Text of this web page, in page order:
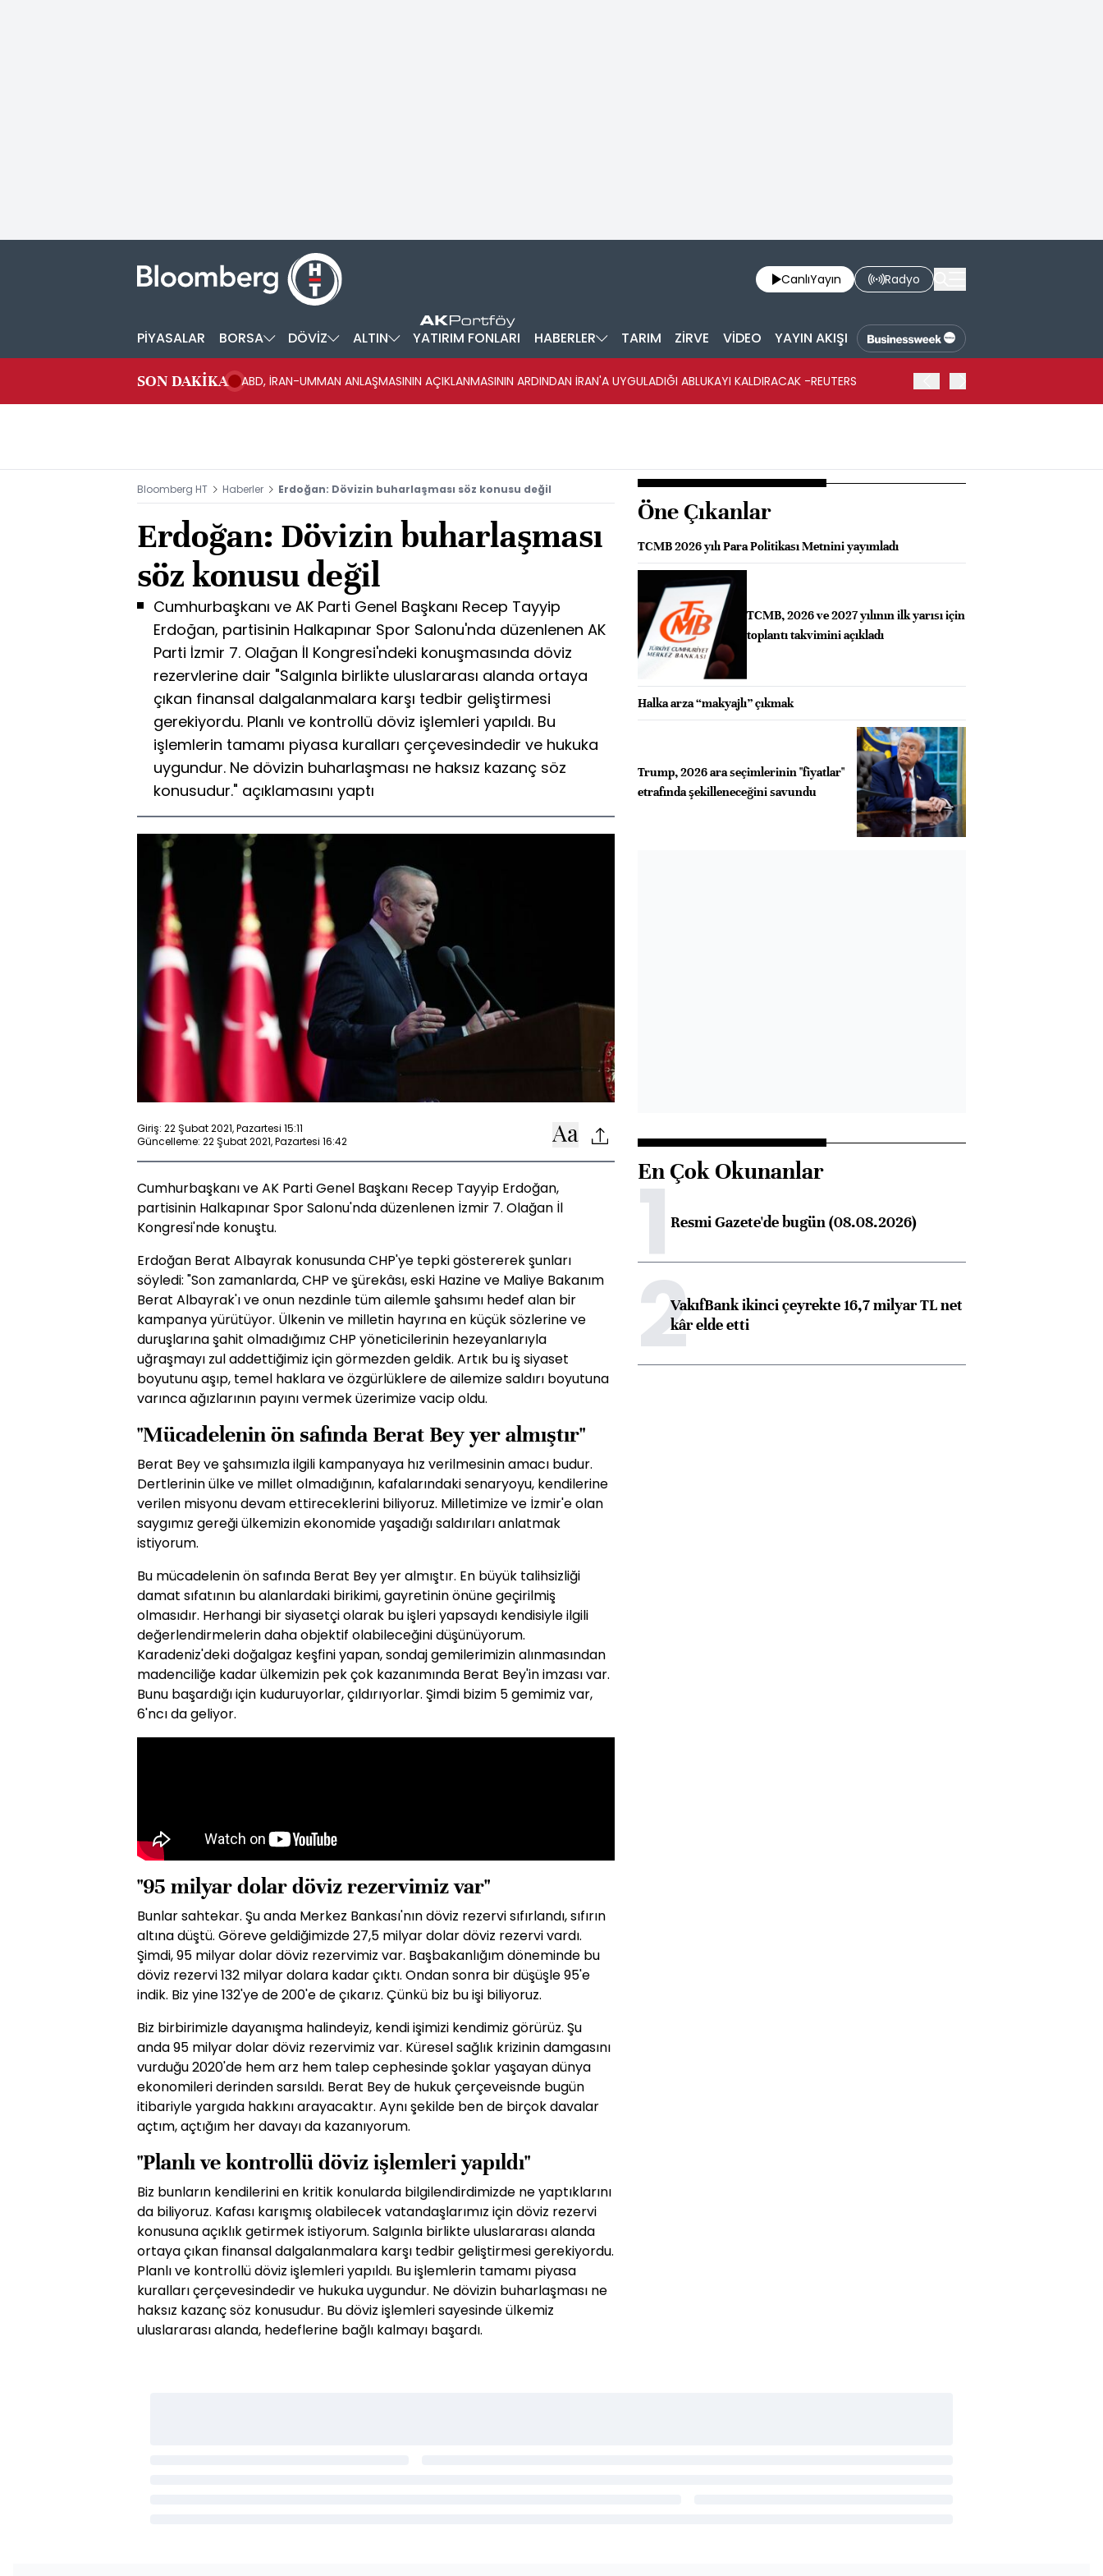
CanlıYayın Radyo
PİYASALAR BORSA DÖVİZ ALTIN YATIRIM FONLARI HABERLER TARIM ZİRVE VİDEO YAYIN AKIŞI
SON DAKİKA ABD, İRAN-UMMAN ANLAŞMASININ AÇIKLANMASININ ARDINDAN İRAN'A UYGULADIĞI ABLUKAYI KALDIRACAK -REUTERS
Bloomberg HT Haberler Erdoğan: Dövizin buharlaşması söz konusu değil
Erdoğan: Dövizin buharlaşması
söz konusu değil
Cumhurbaşkanı ve AK Parti Genel Başkanı Recep Tayyip
Erdoğan, partisinin Halkapınar Spor Salonu'nda düzenlenen AK
Parti İzmir 7. Olağan İl Kongresi'ndeki konuşmasında döviz
rezervlerine dair "Salgınla birlikte uluslararası alanda ortaya
çıkan finansal dalgalanmalara karşı tedbir geliştirmesi
gerekiyordu. Planlı ve kontrollü döviz işlemleri yapıldı. Bu
işlemlerin tamamı piyasa kuralları çerçevesindedir ve hukuka
uygundur. Ne dövizin buharlaşması ne haksız kazanç söz
konusudur." açıklamasını yaptı
Giriş: 22 Şubat 2021, Pazartesi 15:11
Güncelleme: 22 Şubat 2021, Pazartesi 16:42
Cumhurbaşkanı ve AK Parti Genel Başkanı Recep Tayyip Erdoğan,
partisinin Halkapınar Spor Salonu'nda düzenlenen İzmir 7. Olağan İl
Kongresi'nde konuştu.
Erdoğan Berat Albayrak konusunda CHP'ye tepki göstererek şunları
söyledi: "Son zamanlarda, CHP ve şürekâsı, eski Hazine ve Maliye Bakanım
Berat Albayrak'ı ve onun nezdinle tüm ailemle şahsımı hedef alan bir
kampanya yürütüyor. Ülkenin ve milletin hayrına en küçük sözlerine ve
duruşlarına şahit olmadığımız CHP yöneticilerinin hezeyanlarıyla
uğraşmayı zul addettiğimiz için görmezden geldik. Artık bu iş siyaset
boyutunu aşıp, temel haklara ve özgürlüklere de ailemize saldırı boyutuna
varınca ağızlarının payını vermek üzerimize vacip oldu.
"Mücadelenin ön safında Berat Bey yer almıştır"
Berat Bey ve şahsımızla ilgili kampanyaya hız verilmesinin amacı budur.
Dertlerinin ülke ve millet olmadığının, kafalarındaki senaryoyu, kendilerine
verilen misyonu devam ettireceklerini biliyoruz. Milletimize ve İzmir'e olan
saygımız gereği ülkemizin ekonomide yaşadığı saldırıları anlatmak
istiyorum.
Bu mücadelenin ön safında Berat Bey yer almıştır. En büyük talihsizliği
damat sıfatının bu alanlardaki birikimi, gayretinin önüne geçirilmiş
olmasıdır. Herhangi bir siyasetçi olarak bu işleri yapsaydı kendisiyle ilgili
değerlendirmelerin daha objektif olabileceğini düşünüyorum.
Karadeniz'deki doğalgaz keşfini yapan, sondaj gemilerimizin alınmasından
madenciliğe kadar ülkemizin pek çok kazanımında Berat Bey'in imzası var.
Bunu başardığı için kuduruyorlar, çıldırıyorlar. Şimdi bizim 5 gemimiz var,
6'ncı da geliyor.
"95 milyar dolar döviz rezervimiz var"
Bunlar sahtekar. Şu anda Merkez Bankası'nın döviz rezervi sıfırlandı, sıfırın
altına düştü. Göreve geldiğimizde 27,5 milyar dolar döviz rezervi vardı.
Şimdi, 95 milyar dolar döviz rezervimiz var. Başbakanlığım döneminde bu
döviz rezervi 132 milyar dolara kadar çıktı. Ondan sonra bir düşüşle 95'e
indik. Biz yine 132'ye de 200'e de çıkarız. Çünkü biz bu işi biliyoruz.
Biz birbirimizle dayanışma halindeyiz, kendi işimizi kendimiz görürüz. Şu
anda 95 milyar dolar döviz rezervimiz var. Küresel sağlık krizinin damgasını
vurduğu 2020'de hem arz hem talep cephesinde şoklar yaşayan dünya
ekonomileri derinden sarsıldı. Berat Bey de hukuk çerçeveisnde bugün
itibariyle yargıda hakkını arayacaktır. Aynı şekilde ben de birçok davalar
açtım, açtığım her davayı da kazanıyorum.
"Planlı ve kontrollü döviz işlemleri yapıldı"
Biz bunların kendilerini en kritik konularda bilgilendirdimizde ne yaptıklarını
da biliyoruz. Kafası karışmış olabilecek vatandaşlarımız için döviz rezervi
konusuna açıklık getirmek istiyorum. Salgınla birlikte uluslararası alanda
ortaya çıkan finansal dalgalanmalara karşı tedbir geliştirmesi gerekiyordu.
Planlı ve kontrollü döviz işlemleri yapıldı. Bu işlemlerin tamamı piyasa
kuralları çerçevesindedir ve hukuka uygundur. Ne dövizin buharlaşması ne
haksız kazanç söz konusudur. Bu döviz işlemleri sayesinde ülkemiz
uluslararası alanda, hedeflerine bağlı kalmayı başardı.
Öne Çıkanlar
TCMB 2026 yılı Para Politikası Metnini yayımladı
TCMB, 2026 ve 2027 yılının ilk yarısı için
toplantı takvimini açıkladı
Halka arza “makyajlı” çıkmak
Trump, 2026 ara seçimlerinin "fiyatlar"
etrafında şekilleneceğini savundu
En Çok Okunanlar
1Resmi Gazete'de bugün (08.08.2026)
2VakıfBank ikinci çeyrekte 16,7 milyar TL net
kâr elde etti